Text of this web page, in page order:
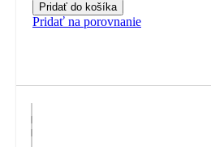
Pridať do košíka
Pridať na porovnanie